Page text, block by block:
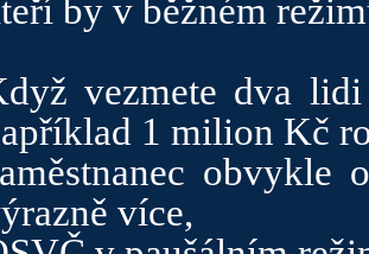
by v běžném
vezmete dva
1 milion Kč
obvykle
více,